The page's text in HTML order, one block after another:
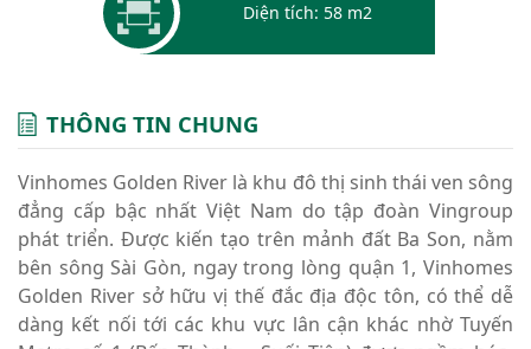
Diện tích: 58 m2
THÔNG TIN CHUNG
Vinhomes Golden River là khu đô thị sinh thái ven sông
đẳng cấp bậc nhất Việt Nam do tập đoàn Vingroup
phát triển. Được kiến tạo trên mảnh đất Ba Son, nằm
bên sông Sài Gòn, ngay trong lòng quận 1, Vinhomes
Golden River sở hữu vị thế đắc địa độc tôn, có thể dễ
dàng kết nối tới các khu vực lân cận khác nhờ Tuyến